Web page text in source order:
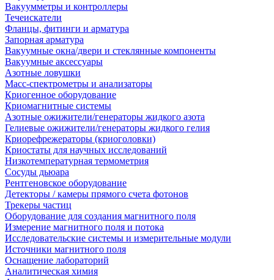
Вакуумметры и контроллеры
Течеискатели
Фланцы, фитинги и арматура
Запорная арматура
Вакуумные окна/двери и стеклянные компоненты
Вакуумные аксессуары
Азотные ловушки
Масс-спектрометры и анализаторы
Криогенное оборудование
Криомагнитные системы
Азотные ожижители/генераторы жидкого азота
Гелиевые ожижители/генераторы жидкого гелия
Криорефрежераторы (криоголовки)
Криостаты для научных исследований
Низкотемпературная термометрия
Сосуды дьюара
Рентгеновское оборудование
Детекторы / камеры прямого счета фотонов
Трекеры частиц
Оборудование для создания магнитного поля
Измерение магнитного поля и потока
Исследовательские системы и измерительные модули
Источники магнитного поля
Оснащение лабораторий
Аналитическая химия